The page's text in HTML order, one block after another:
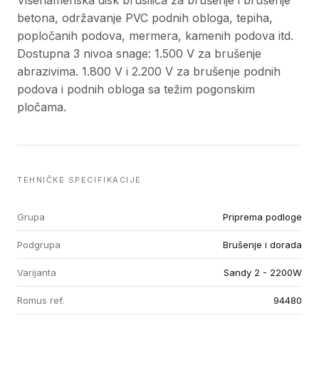
betona, održavanje PVC podnih obloga, tepiha,
popločanih podova, mermera, kamenih podova itd.
Dostupna 3 nivoa snage: 1.500 V za brušenje
abrazivima. 1.800 V i 2.200 V za brušenje podnih
podova i podnih obloga sa težim pogonskim
pločama.
TEHNIČKE SPECIFIKACIJE
Grupa Priprema podloge
Podgrupa Brušenje i dorada
Varijanta Sandy 2 - 2200W
Romus ref. 94480